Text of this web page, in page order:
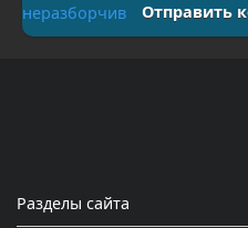
Отправить
Разделы сайта